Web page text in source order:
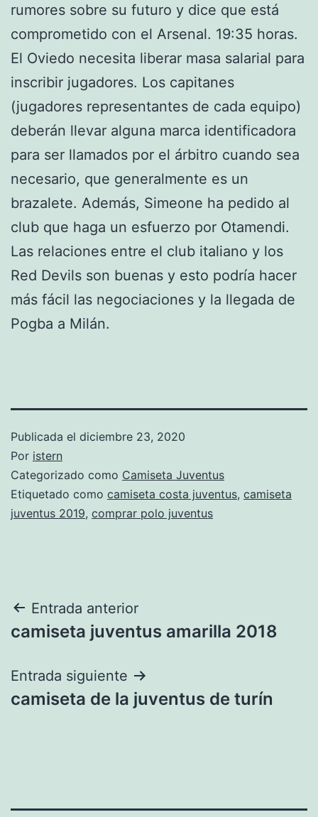
rumores sobre su futuro y dice que está
comprometido con el Arsenal. 19:35 horas.
El Oviedo necesita liberar masa salarial para
inscribir jugadores. Los capitanes
(jugadores representantes de cada equipo)
deberán llevar alguna marca identificadora
para ser llamados por el árbitro cuando sea
necesario, que generalmente es un
brazalete. Además, Simeone ha pedido al
club que haga un esfuerzo por Otamendi.
Las relaciones entre el club italiano y los
Red Devils son buenas y esto podría hacer
más fácil las negociaciones y la llegada de
Pogba a Milán.
Publicada el diciembre 23, 2020
Por istern
Categorizado como Camiseta Juventus
Etiquetado como camiseta costa juventus, camiseta
juventus 2019, comprar polo juventus
Navegación
de
entradas
Entrada anterior
camiseta juventus amarilla 2018
Entrada siguiente
camiseta de la juventus de turín